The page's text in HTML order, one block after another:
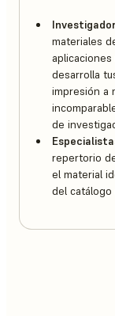
materiales
desarrolla
impresión a
de
repertorio
el material
del catálogo